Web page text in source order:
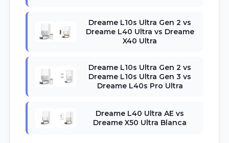
Dreame L10s Ultra Gen 2 vs
Dreame L40 Ultra vs Dreame
X40 Ultra
Dreame L10s Ultra Gen 2 vs
Dreame L10s Ultra Gen 3 vs
Dreame L40s Pro Ultra
Dreame L40 Ultra AE vs
Dreame X50 Ultra Blanca